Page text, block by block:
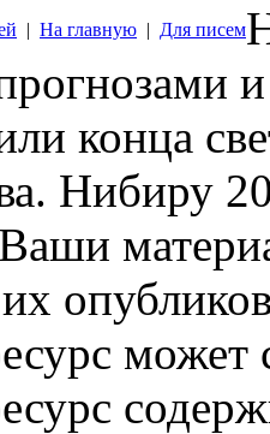
| На главную | Для писем
конца
Нибиру
может